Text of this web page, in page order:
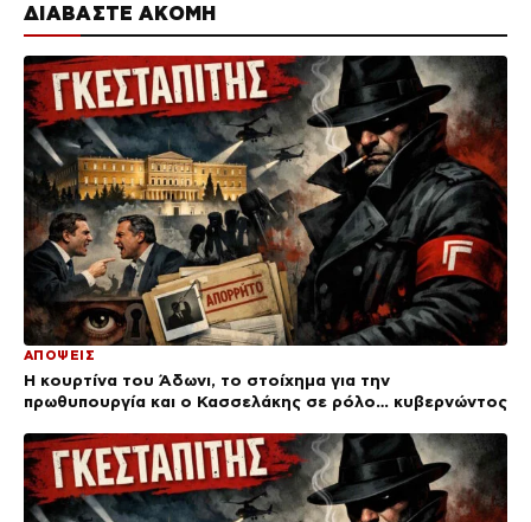
ΔΙΑΒΑΣΤΕ ΑΚΟΜΗ
ΑΠΟΨΕΙΣ
Η κουρτίνα του Άδωνι, το στοίχημα για την
πρωθυπουργία και ο Κασσελάκης σε ρόλο… κυβερνώντος